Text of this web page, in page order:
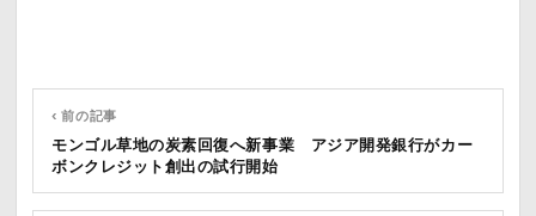
‹ 前の記事
モンゴル草地の炭素回復へ新事業 アジア開発銀行がカー
ボンクレジット創出の試行開始